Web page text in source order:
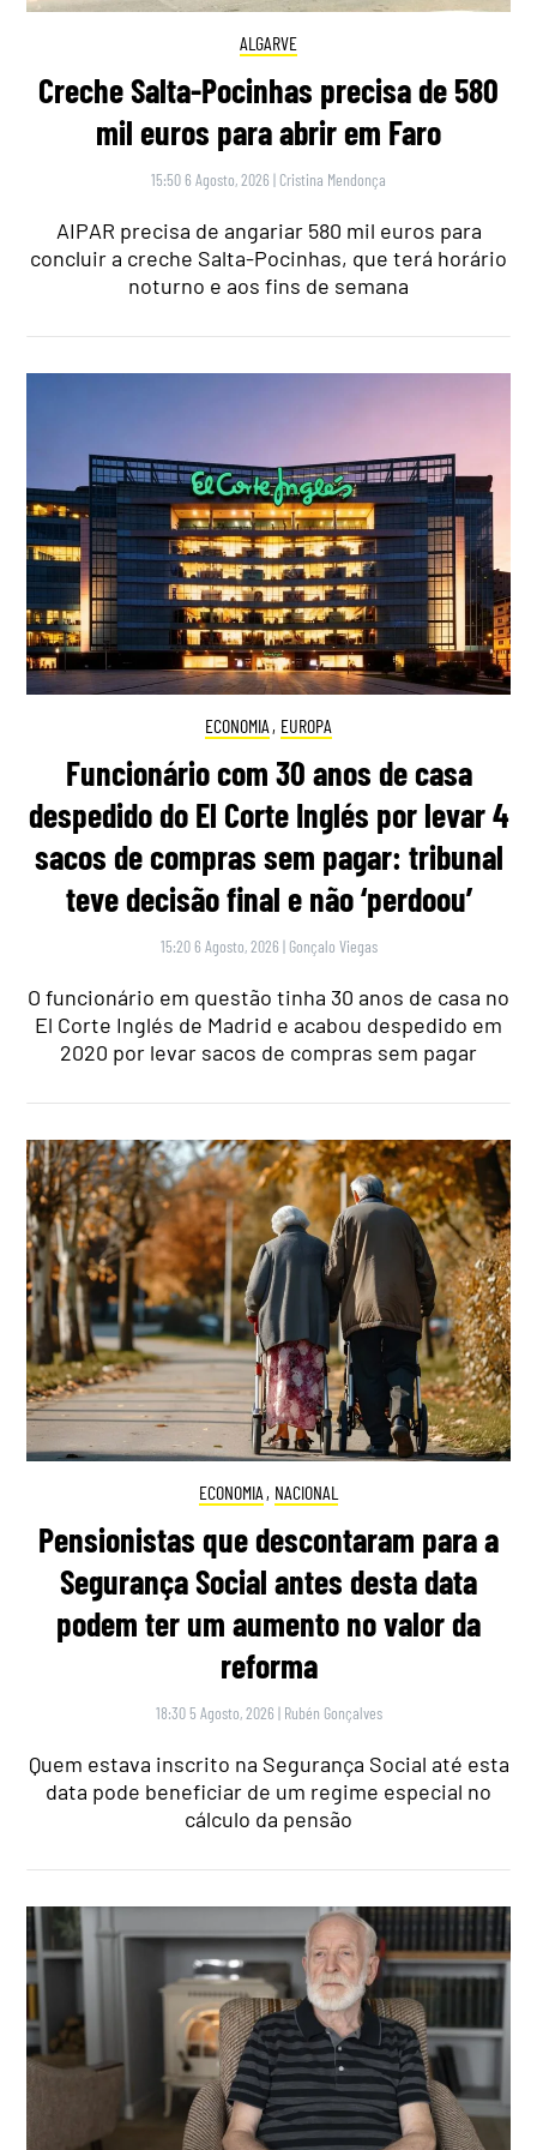
ALGARVE
Creche Salta-Pocinhas precisa de 580
mil euros para abrir em Faro
15:50 6 Agosto, 2026 | Cristina Mendonça
AIPAR precisa de angariar 580 mil euros para
concluir a creche Salta-Pocinhas, que terá horário
noturno e aos fins de semana
ECONOMIA , EUROPA
Funcionário com 30 anos de casa
despedido do El Corte Inglés por levar 4
sacos de compras sem pagar: tribunal
teve decisão final e não ‘perdoou’
15:20 6 Agosto, 2026 | Gonçalo Viegas
O funcionário em questão tinha 30 anos de casa no
El Corte Inglés de Madrid e acabou despedido em
2020 por levar sacos de compras sem pagar
ECONOMIA , NACIONAL
Pensionistas que descontaram para a
Segurança Social antes desta data
podem ter um aumento no valor da
reforma
18:30 5 Agosto, 2026 | Rubén Gonçalves
Quem estava inscrito na Segurança Social até esta
data pode beneficiar de um regime especial no
cálculo da pensão